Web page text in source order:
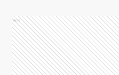
Ads